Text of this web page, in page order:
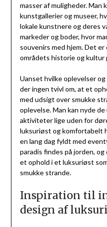
masser af muligheder. Man
kunstgallerier og museer,
lokale kunstnere og deres
markeder og boder, hvor
souvenirs med hjem. Det
områdets historie og kultur
Uanset hvilke oplevelser
der ingen tvivl om, at et
med udsigt over smukke
oplevelse. Man kan nyde
aktiviteter lige uden for
luksuriøst og komfortabelt
en lang dag fyldt med
paradis findes på jorden,
et ophold i et luksuriøst
smukke strande.
Inspiration til
design af